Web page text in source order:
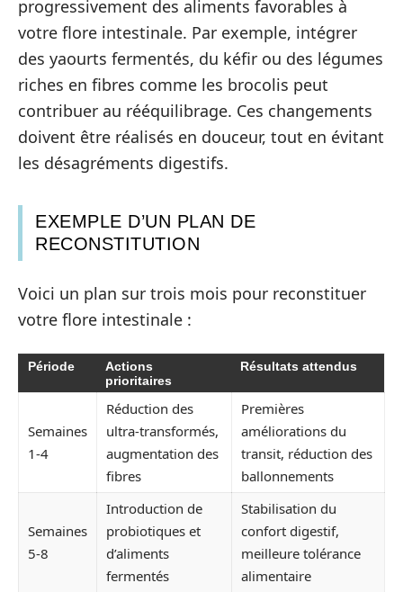
progressivement des aliments favorables à
votre flore intestinale. Par exemple, intégrer
des yaourts fermentés, du kéfir ou des légumes
riches en fibres comme les brocolis peut
contribuer au rééquilibrage. Ces changements
doivent être réalisés en douceur, tout en évitant
les désagréments digestifs.
EXEMPLE D’UN PLAN DE
RECONSTITUTION
Voici un plan sur trois mois pour reconstituer
votre flore intestinale :
Période
Actions
prioritaires
Résultats attendus
Semaines
1-4
Réduction des
ultra-transformés,
augmentation des
fibres
Premières
améliorations du
transit, réduction des
ballonnements
Semaines
5-8
Introduction de
probiotiques et
d’aliments
fermentés
Stabilisation du
confort digestif,
meilleure tolérance
alimentaire